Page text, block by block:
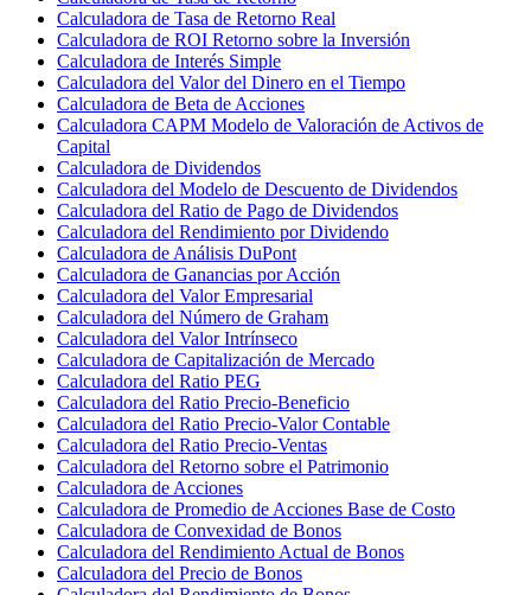
Calculadora de Tasa de Retorno Real
Calculadora de ROI Retorno sobre la Inversión
Calculadora de Interés Simple
Calculadora del Valor del Dinero en el Tiempo
Calculadora de Beta de Acciones
Calculadora CAPM Modelo de Valoración de Activos de
Capital
Calculadora de Dividendos
Calculadora del Modelo de Descuento de Dividendos
Calculadora del Ratio de Pago de Dividendos
Calculadora del Rendimiento por Dividendo
Calculadora de Análisis DuPont
Calculadora de Ganancias por Acción
Calculadora del Valor Empresarial
Calculadora del Número de Graham
Calculadora del Valor Intrínseco
Calculadora de Capitalización de Mercado
Calculadora del Ratio PEG
Calculadora del Ratio Precio-Beneficio
Calculadora del Ratio Precio-Valor Contable
Calculadora del Ratio Precio-Ventas
Calculadora del Retorno sobre el Patrimonio
Calculadora de Acciones
Calculadora de Promedio de Acciones Base de Costo
Calculadora de Convexidad de Bonos
Calculadora del Rendimiento Actual de Bonos
Calculadora del Precio de Bonos